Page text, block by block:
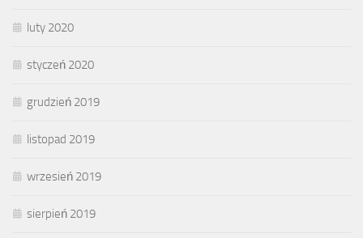
luty 2020
styczeń 2020
grudzień 2019
listopad 2019
wrzesień 2019
sierpień 2019